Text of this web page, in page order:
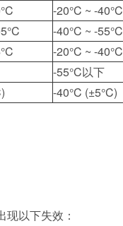
-20°C ~ -40°C
-40°C ~ -55°C
-20°C ~ -40°C
-55°C以下
-40°C (±5°C)
以下失效：